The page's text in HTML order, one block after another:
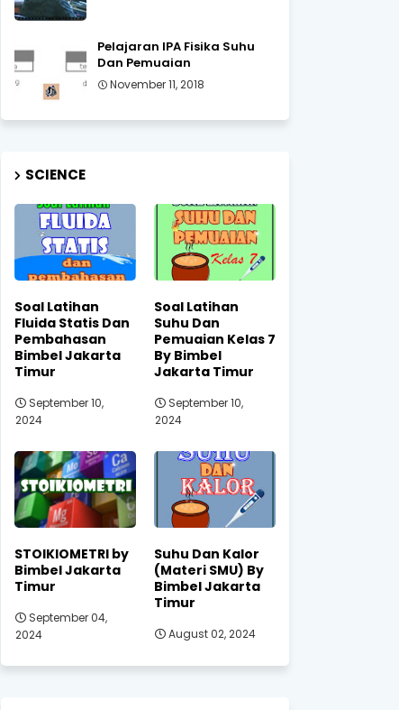
Pelajaran IPA Fisika Suhu
Dan Pemuaian
November 11, 2018
SCIENCE
Soal Latihan
Fluida Statis Dan
Pembahasan
Bimbel Jakarta
Timur
September 10,
2024
Soal Latihan
Suhu Dan
Pemuaian Kelas 7
By Bimbel
Jakarta Timur
September 10,
2024
STOIKIOMETRI by
Bimbel Jakarta
Timur
September 04,
2024
Suhu Dan Kalor
(Materi SMU) By
Bimbel Jakarta
Timur
August 02, 2024